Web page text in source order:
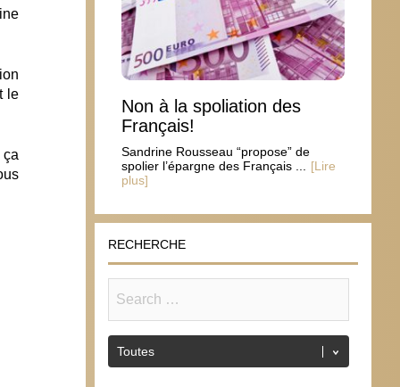
le
ça
Non à la spoliation des
Français!
Sandrine Rousseau “propose” de
spolier l’épargne des Français ...
[Lire
plus]
RECHERCHE